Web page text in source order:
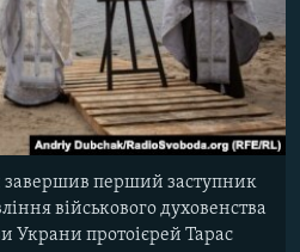
завершив перший заступник
військового духовенства
Украни протоієрей Тарас